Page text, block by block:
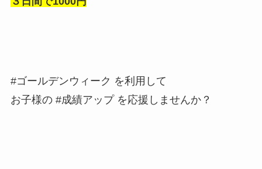
#ゴールデンウィーク を利用して
お子様の #成績アップ を応援しませんか？